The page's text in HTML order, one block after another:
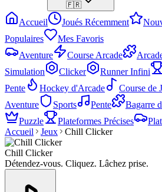
🇫🇷
Accueil Joués Récemment
Populaires
Mes Favoris
Aventure
Course Arcade
Simulation
Clicker Runner Infini
Pente
Hockey d'Arcade Course de
Aventure
Sports Pente Bagarre
Puzzle
Plateformes Précises
Accueil
Jeux Chill Clicker
Chill Clicker
Détendez-vous. Cliquez. Lâchez prise.